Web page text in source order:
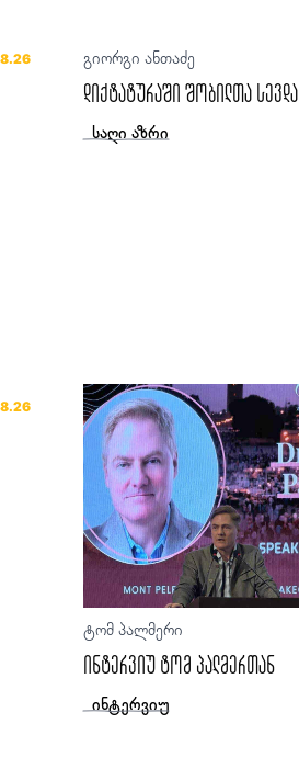
გიორგი ანთაძე
დიქტატურაში შობილთა სევდა
საღი აზრი
ტომ პალმერი
ინტერვიუ ტომ პალმერთან
ინტერვიუ